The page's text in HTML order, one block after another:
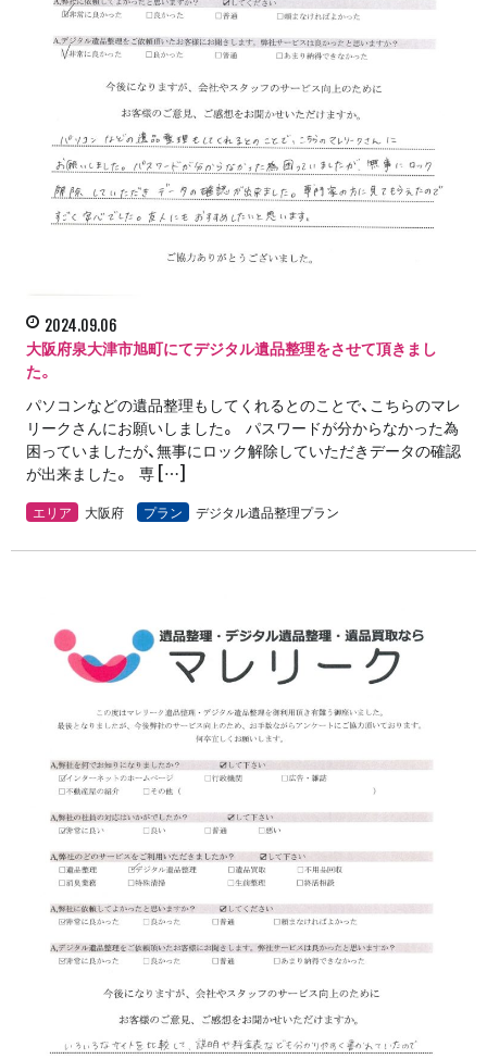
2024.09.06
大阪府泉大津市旭町にてデジタル遺品整理をさせて頂きまし
た。
パソコンなどの遺品整理もしてくれるとのことで、こちらのマレ
リークさんにお願いしました。 パスワードが分からなかった為
困っていましたが、無事にロック解除していただきデータの確認
が出来ました。 専 […]
エリア 大阪府 プラン デジタル遺品整理プラン